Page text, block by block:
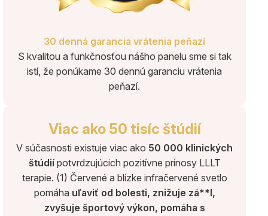
30 denná garancia vrátenia peňazí
S kvalitou a funkčnosťou nášho panelu sme si tak
istí, že ponúkame 30 dennú garanciu vrátenia
peňazí.
Viac ako 50 tisíc štúdií
V súčasnosti existuje viac ako 50 000 klinických
štúdiípotvrdzujúcich pozitívne prínosy LLLT
terapie. (1) Červené a blízke infračervené svetlo
pomáha uľaviť od bolesti, znižuje zá**l,
zvyšuje športový výkon, pomáha s